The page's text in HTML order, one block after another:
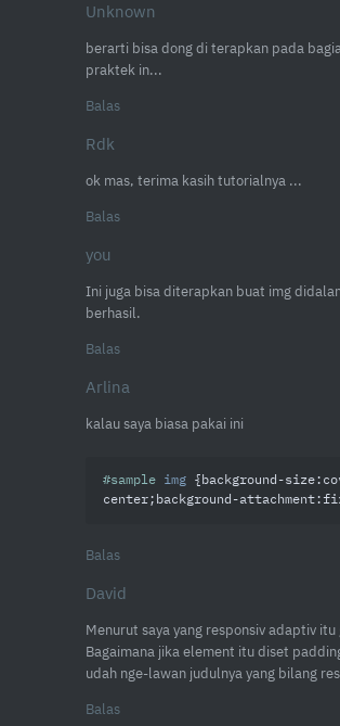
Unknown
berarti bisa dong di terapkan pada
praktek in...
Balas
Rdk
ok mas, terima kasih tutorialnya ...
Balas
you
Ini juga bisa diterapkan buat img
berhasil.
Balas
Arlina
kalau saya biasa pakai ini
#sample img { background-size
center; background-attachment
Balas
David
Menurut saya yang responsiv adaptiv
Bagaimana jika element itu diset
udah nge-lawan judulnya yang bilang
Balas